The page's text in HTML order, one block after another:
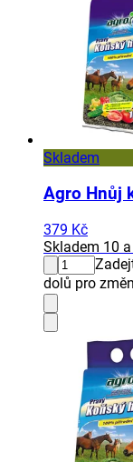
Skladem
Agro Hnůj
379 Kč
Skladem 10
dolů pro